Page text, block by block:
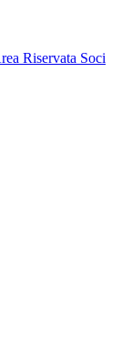
Riservata Soci